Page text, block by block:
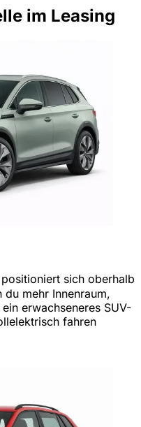
im Leasing
sich oberhalb
mehr Innenraum,
erwachseneres SUV-
fahren